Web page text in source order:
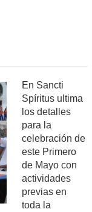
En Sancti
Spíritus ultima
los detalles
para la
celebración de
este Primero
de Mayo con
actividades
previas en
toda la